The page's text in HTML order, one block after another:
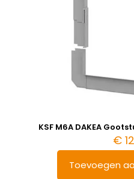
KSF M6A DAKEA
€
Toevoegen